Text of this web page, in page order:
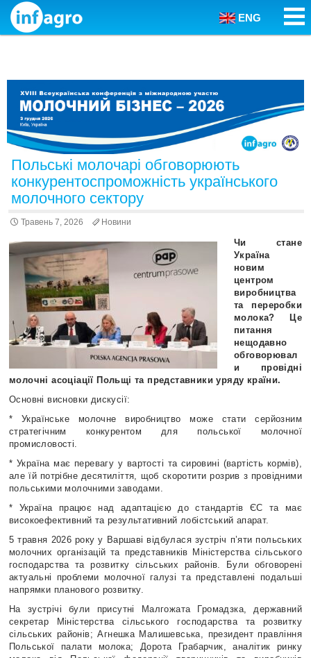
Skip to content
ENG
Польські молочарі обговорюють
конкурентоспроможність українського
молочного сектору
Травень 7, 2026 Новини
Чи стане
Україна
новим
центром
виробництва
та переробки
молока? Це
питання
нещодавно
обговорювал
и провідні
молочні асоціації Польщі та представники уряду країни.
Основні висновки дискусії:
* Українське молочне виробництво може стати серйозним
стратегічним конкурентом для польської молочної
промисловості.
* Україна має перевагу у вартості та сировині (вартість кормів),
але їй потрібне десятиліття, щоб скоротити розрив з провідними
польськими молочними заводами.
* Україна працює над адаптацією до стандартів ЄС та має
високоефективний та результативний лобістський апарат.
5 травня 2026 року у Варшаві відбулася зустріч п’яти польських
молочних організацій та представників Міністерства сільського
господарства та розвитку сільських районів. Були обговорені
актуальні проблеми молочної галузі та представлені подальші
напрямки планового розвитку.
На зустрічі були присутні Малгожата Громадзка, державний
секретар Міністерства сільського господарства та розвитку
сільських районів; Агнешка Малишевська, президент правління
Польської палати молока; Дорота Грабарчик, аналітик ринку